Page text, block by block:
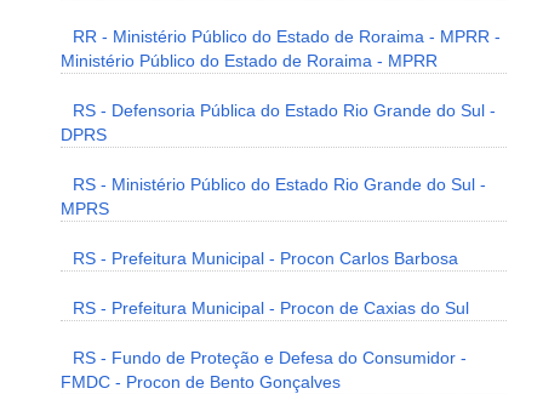
RR - Ministério Público do Estado de Roraima - MPRR -
Ministério Público do Estado de Roraima - MPRR
RS - Defensoria Pública do Estado Rio Grande do Sul -
DPRS
RS - Ministério Público do Estado Rio Grande do Sul -
MPRS
RS - Prefeitura Municipal - Procon Carlos Barbosa
RS - Prefeitura Municipal - Procon de Caxias do Sul
RS - Fundo de Proteção e Defesa do Consumidor -
FMDC - Procon de Bento Gonçalves